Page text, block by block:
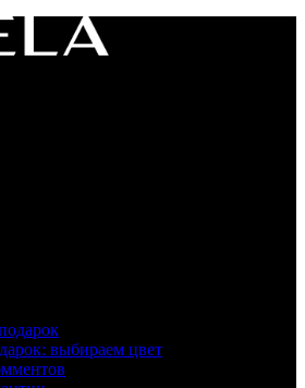
выбираем цвет